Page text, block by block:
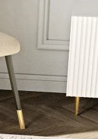
et les annonces, offrir
utilisation de notre site
données que vous